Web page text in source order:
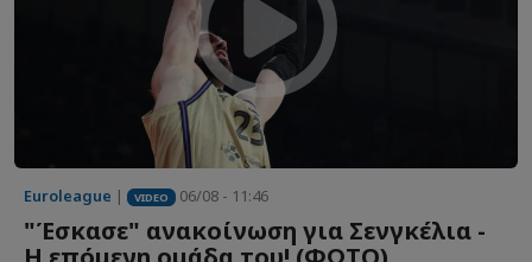
Euroleague | VIDEO 06/08 - 11:46
"Έσκασε" ανακοίνωση για Σενγκέλια -